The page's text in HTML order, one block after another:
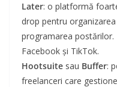
Later: o platformă
drop pentru
programarea
Facebook și TikTok.
Hootsuite sau Buffer:
freelanceri care